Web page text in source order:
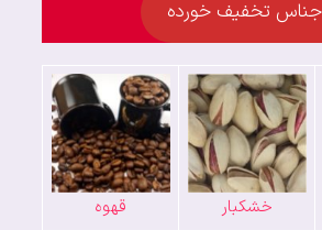
تخفیف خورده
خشکبار قهوه